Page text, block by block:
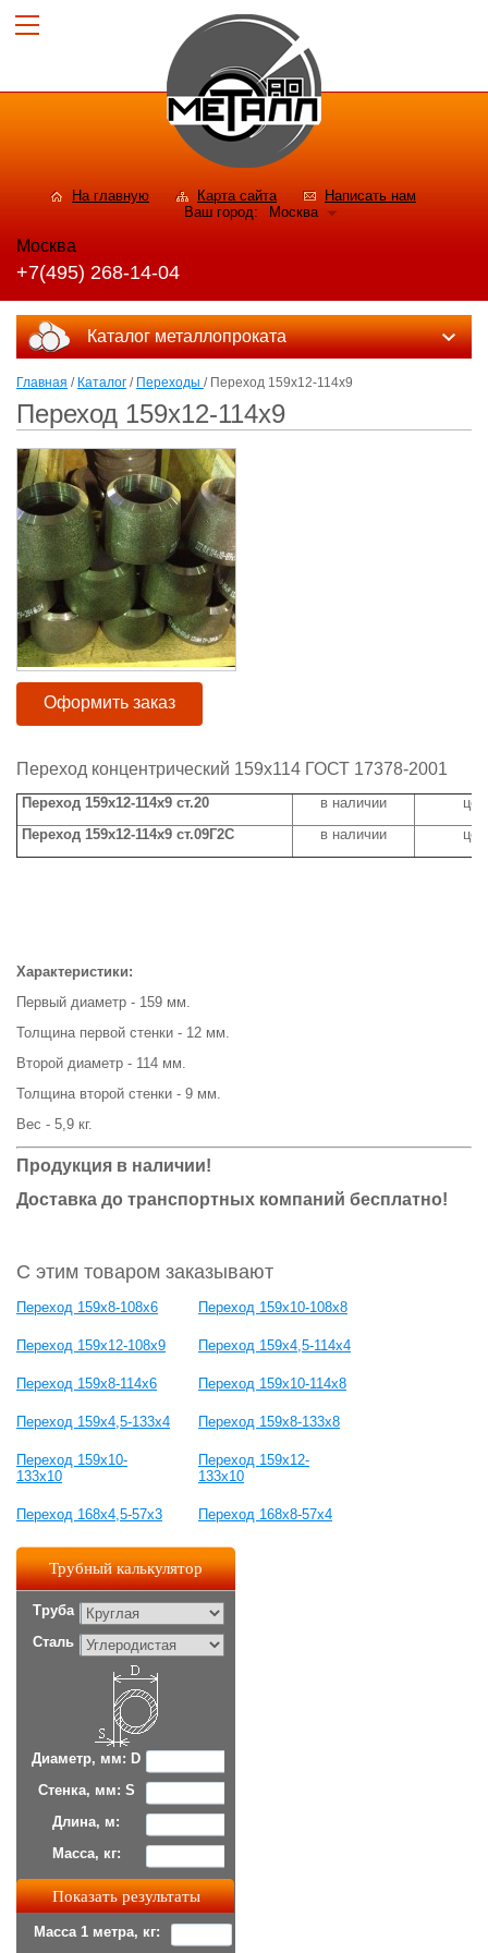
На главную Карта сайта
Написать нам
Ваш город:
Москва
Москва
+7(495) 268-14-04
Каталог металлопроката
Главная / Каталог / Переходы / Переход 159х12-114х9
Переход 159х12-114х9
Оформить заказ
Переход концентрический 159х114 ГОСТ 17378-2001
Переход 159х12-114х9 ст.20 в наличии
Переход 159х12-114х9 ст.09Г2С
в наличии
Характеристики:
Первый диаметр - 159 мм.
Толщина первой стенки - 12 мм.
Второй диаметр - 114 мм.
Толщина второй стенки - 9 мм.
Вес - 5,9 кг.
Продукция в наличии!
Доставка до транспортных компаний бесплатно!
С этим товаром заказывают
Переход 159х8-108х6 Переход 159х10-108х8
Переход 159х12-108х9 Переход 159х4,5-114х4
Переход 159х8-114х6 Переход 159х10-114х8
Переход 159х4,5-133х4 Переход 159х8-133х8
Переход 159х10-
133х10
Переход 159х12-
133х10
Переход 168х4,5-57х3 Переход 168х8-57х4
Трубный калькулятор
Труба
Сталь
Диаметр, мм: D
Стенка, мм: S
Длина, м:
Масса, кг:
Масса 1 метра, кг: